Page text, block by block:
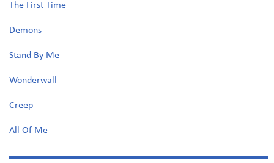
The First Time
Demons
Stand By Me
Wonderwall
Creep
All Of Me